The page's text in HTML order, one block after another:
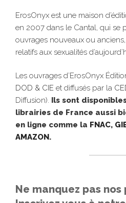
ErosOnyx est une maison
en 2007 dans le Cantal, qui se
ouvrages nouveaux ou
relatifs aux sexualités
Les ouvrages d’ErosOnyx
DOD & CIE et diffusés par la
Diffusion). Ils sont
librairies de France aussi
en ligne comme la FNAC,
AMAZON.
Ne manquez pas